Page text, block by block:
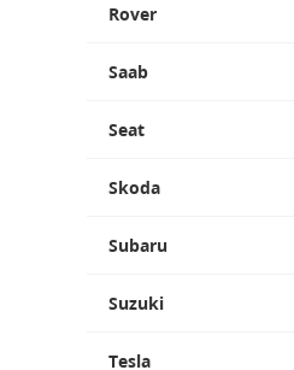
Rover
Saab
Seat
Skoda
Subaru
Suzuki
Tesla